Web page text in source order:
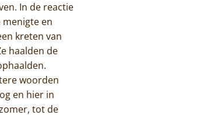
In de reactie
en
kreten van
haalden de
woorden
en hier in
tot de